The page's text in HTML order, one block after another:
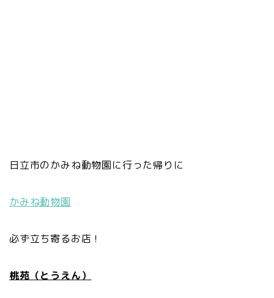
日立市のかみね動物園に行った帰りに
かみね動物園
必ず立ち寄るお店！
桃苑（とうえん）